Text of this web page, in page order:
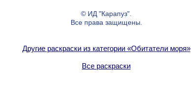
© ИД "Карапуз".
Все права защищены.
Другие раскраски из категории «Обитатели моря»
Все раскраски